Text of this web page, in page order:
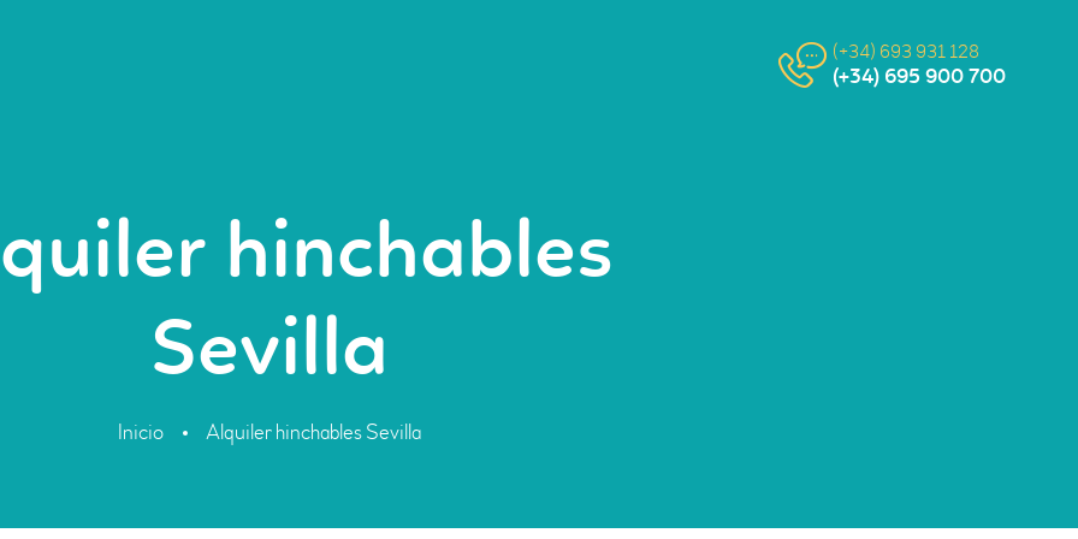
(+34) 693 931 128
(+34) 695 900 700
hinchables
Sevilla
Inicio Alquiler hinchables Sevilla
ORGANIZACIÓN DE
EVENTOS
CONTACTO